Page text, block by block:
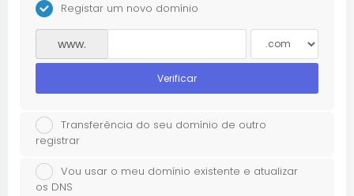
Registar um novo domínio
www.
Verificar
Transferência do seu domínio de outro
registrar
Vou usar o meu domínio existente e atualizar
os DNS